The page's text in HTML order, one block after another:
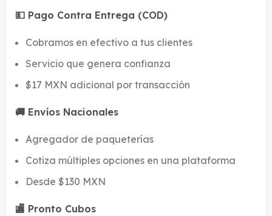
💵 Pago Contra Entrega (COD)
Cobramos en efectivo a tus clientes
Servicio que genera confianza
$17 MXN adicional por transacción
🚚 Envíos Nacionales
Agregador de paqueterías
Cotiza múltiples opciones en una plataforma
Desde $130 MXN
🏬 Pronto Cubos